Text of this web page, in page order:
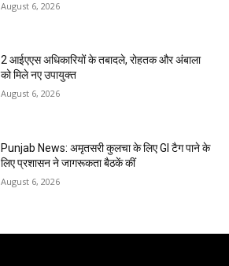
August 6, 2026
2 आईएएस अधिकारियों के तबादले, रोहतक और अंबाला
को मिले नए उपायुक्त
August 6, 2026
Punjab News: अमृतसरी कुलचा के लिए GI टैग पाने के
लिए प्रशासन ने जागरूकता बैठकें कीं
August 6, 2026